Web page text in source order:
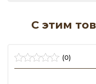
С этим
(0)